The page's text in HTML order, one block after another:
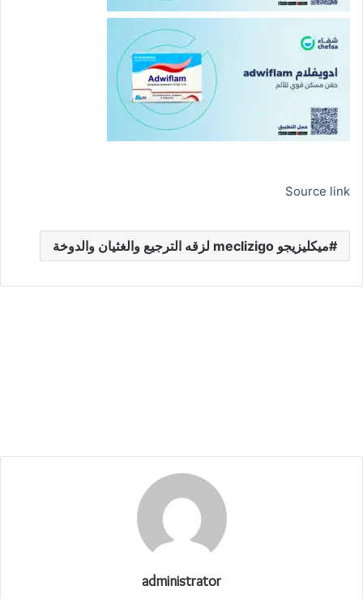
Source link
ميكليزيجو meclizigo لزقه الترجيع والغثيان والدوخة
administrator